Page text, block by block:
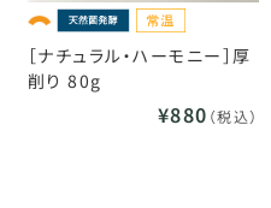
［ナチュラル・ハーモニー］厚
削り 80g
¥880 （税込）